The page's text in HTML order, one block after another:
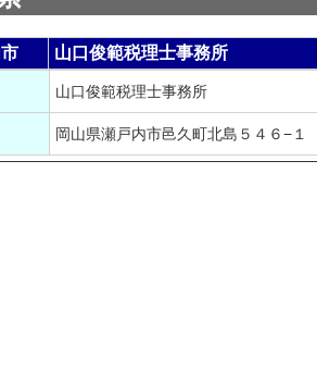
山口俊範税理士事務所
山口俊範税理士事務所
岡山県瀬戸内市邑久町北島５４６−１